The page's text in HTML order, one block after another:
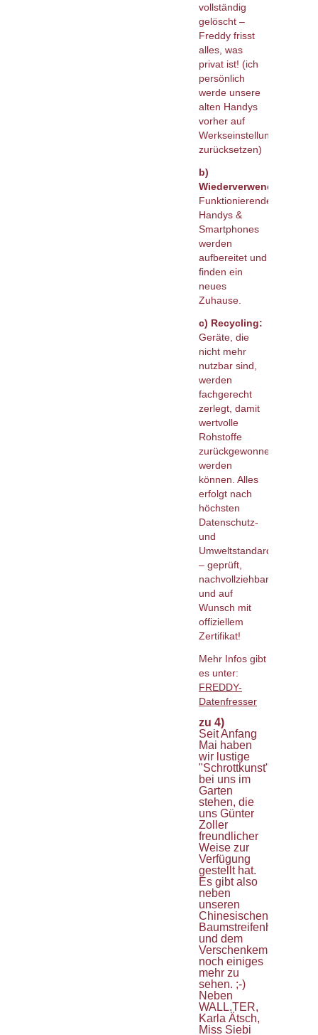
vollständig
gelöscht –
Freddy frisst
alles, was
privat ist! (ich
persönlich
werde unsere
alten Handys
vorher auf
Werkseinstellung
zurücksetzen)
b)
Wiederverwendung:
Funktionierende
Handys &
Smartphones
werden
aufbereitet und
finden ein
neues
Zuhause.
c) Recycling:
Geräte, die
nicht mehr
nutzbar sind,
werden
fachgerecht
zerlegt, damit
wertvolle
Rohstoffe
zurückgewonnen
werden
können. Alles
erfolgt nach
höchsten
Datenschutz-
und
Umweltstandards
– geprüft,
nachvollziehbar
und auf
Wunsch mit
offiziellem
Zertifikat!
Mehr Infos gibt
es unter:
FREDDY-
Datenfresser
zu 4)
Seit Anfang
Mai haben
wir lustige
"Schrottkunst"
bei uns im
Garten
stehen, die
uns Günter
Zoller
freundlicher
Weise zur
Verfügung
gestellt hat.
Es gibt also
neben
unseren
Chinesischen
Baumstreifenhörnchen
und dem
Verschenkemarkt
noch einiges
mehr zu
sehen. ;-)
Neben
WALL.TER,
Karla Ätsch,
Miss Siebi